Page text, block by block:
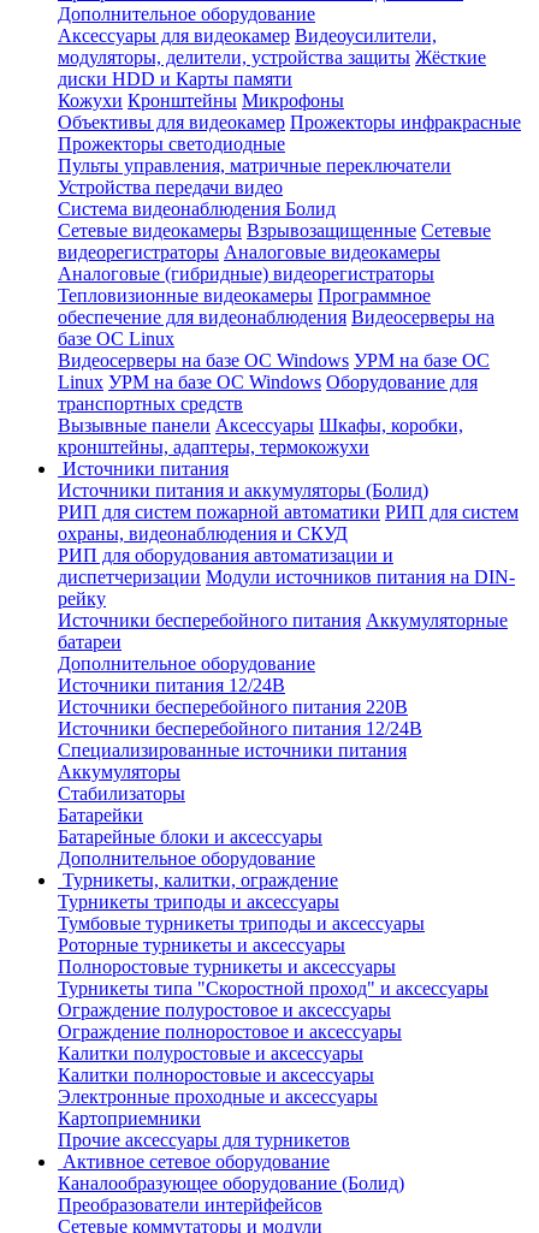
Дополнительное оборудование
Аксессуары для видеокамер Видеоусилители,
модуляторы, делители, устройства защиты Жёсткие
диски HDD и Карты памяти
Кожухи Кронштейны Микрофоны
Объективы для видеокамер Прожекторы инфракрасные
Прожекторы светодиодные
Пульты управления, матричные переключатели
Устройства передачи видео
Система видеонаблюдения Болид
Сетевые видеокамеры Взрывозащищенные Сетевые
видеорегистраторы Аналоговые видеокамеры
Аналоговые (гибридные) видеорегистраторы
Тепловизионные видеокамеры Программное
обеспечение для видеонаблюдения Видеосерверы на
базе ОС Linux
Видеосерверы на базе ОС Windows УРМ на базе ОС
Linux УРМ на базе ОС Windows Оборудование для
транспортных средств
Вызывные панели Аксессуары Шкафы, коробки,
кронштейны, адаптеры, термокожухи
Источники питания
Источники питания и аккумуляторы (Болид)
РИП для систем пожарной автоматики РИП для систем
охраны, видеонаблюдения и СКУД
РИП для оборудования автоматизации и
диспетчеризации Модули источников питания на DIN-
рейку
Источники бесперебойного питания Аккумуляторные
батареи
Дополнительное оборудование
Источники питания 12/24В
Источники бесперебойного питания 220В
Источники бесперебойного питания 12/24В
Специализированные источники питания
Аккумуляторы
Стабилизаторы
Батарейки
Батарейные блоки и аксессуары
Дополнительное оборудование
Турникеты, калитки, ограждение
Турникеты триподы и аксессуары
Тумбовые турникеты триподы и аксессуары
Роторные турникеты и аксессуары
Полноростовые турникеты и аксессуары
Турникеты типа "Скоростной проход" и аксессуары
Ограждение полуростовое и аксессуары
Ограждение полноростовое и аксессуары
Калитки полуростовые и аксессуары
Калитки полноростовые и аксессуары
Электронные проходные и аксессуары
Картоприемники
Прочие аксессуары для турникетов
Активное сетевое оборудование
Каналообразующее оборудование (Болид)
Преобразователи интерйфейсов
Сетевые коммутаторы и модули